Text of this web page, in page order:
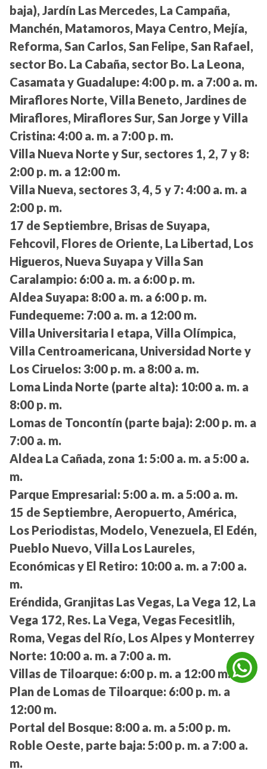
baja), Jardín Las Mercedes, La Campaña,
Manchén, Matamoros, Maya Centro, Mejía,
Reforma, San Carlos, San Felipe, San Rafael,
sector Bo. La Cabaña, sector Bo. La Leona,
Casamata y Guadalupe: 4:00 p. m. a 7:00 a. m.
Miraflores Norte, Villa Beneto, Jardines de
Miraflores, Miraflores Sur, San Jorge y Villa
Cristina: 4:00 a. m. a 7:00 p. m.
Villa Nueva Norte y Sur, sectores 1, 2, 7 y 8:
2:00 p. m. a 12:00 m.
Villa Nueva, sectores 3, 4, 5 y 7: 4:00 a. m. a
2:00 p. m.
17 de Septiembre, Brisas de Suyapa,
Fehcovil, Flores de Oriente, La Libertad, Los
Higueros, Nueva Suyapa y Villa San
Caralampio: 6:00 a. m. a 6:00 p. m.
Aldea Suyapa: 8:00 a. m. a 6:00 p. m.
Fundequeme: 7:00 a. m. a 12:00 m.
Villa Universitaria I etapa, Villa Olímpica,
Villa Centroamericana, Universidad Norte y
Los Ciruelos: 3:00 p. m. a 8:00 a. m.
Loma Linda Norte (parte alta): 10:00 a. m. a
8:00 p. m.
Lomas de Toncontín (parte baja): 2:00 p. m. a
7:00 a. m.
Aldea La Cañada, zona 1: 5:00 a. m. a 5:00 a.
m.
Parque Empresarial: 5:00 a. m. a 5:00 a. m.
15 de Septiembre, Aeropuerto, América,
Los Periodistas, Modelo, Venezuela, El Edén,
Pueblo Nuevo, Villa Los Laureles,
Económicas y El Retiro: 10:00 a. m. a 7:00 a.
m.
Eréndida, Granjitas Las Vegas, La Vega 12, La
Vega 172, Res. La Vega, Vegas Fecesitlih,
Roma, Vegas del Río, Los Alpes y Monterrey
Norte: 10:00 a. m. a 7:00 a. m.
Villas de Tiloarque: 6:00 p. m. a 12:00 m.
Plan de Lomas de Tiloarque: 6:00 p. m. a
12:00 m.
Portal del Bosque: 8:00 a. m. a 5:00 p. m.
Roble Oeste, parte baja: 5:00 p. m. a 7:00 a.
m.